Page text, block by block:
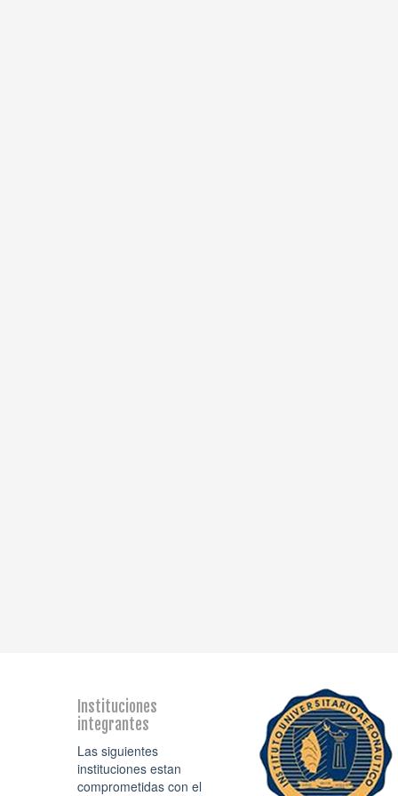
Instituciones
integrantes
Las siguientes
instituciones estan
comprometidas con el